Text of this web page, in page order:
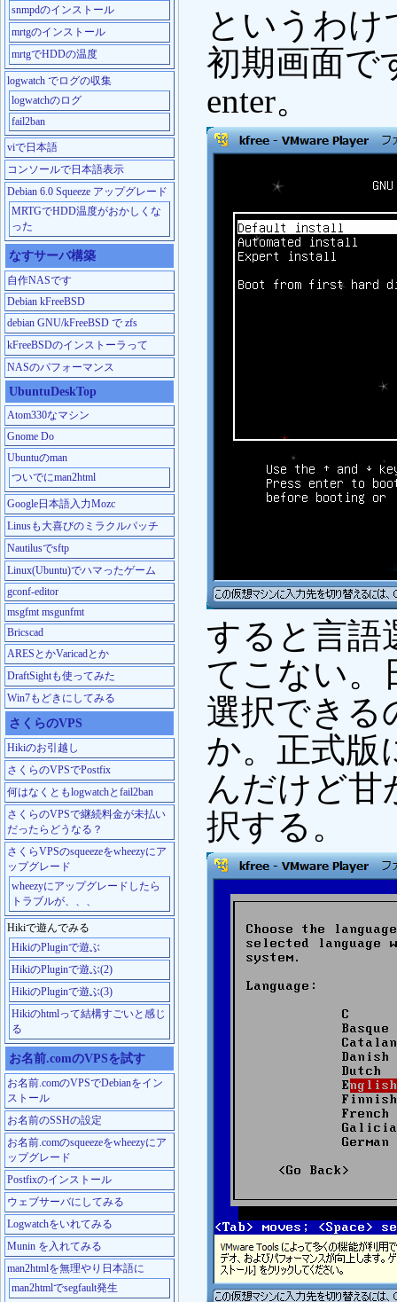
というわ
初期画面で
enter。
すると言語
てこない。
選択できる
か。正式版
んだけど甘
択する。
snmpdのインストール
mrtgのインストール
mrtgでHDDの温度
logwatch でログの収集
logwatchのログ
fail2ban
viで日本語
コンソールで日本語表示
Debian 6.0 Squeeze アップグレード
MRTGでHDD温度がおかしくな
った
なすサーバ構築
自作NASです
Debian kFreeBSD
debian GNU/kFreeBSD で zfs
kFreeBSDのインストーラって
NASのパフォーマンス
UbuntuDeskTop
Atom330なマシン
Gnome Do
Ubuntuのman
ついでにman2html
Google日本語入力Mozc
Linusも大喜びのミラクルパッチ
Nautilusでsftp
Linux(Ubuntu)でハマったゲーム
gconf-editor
msgfmt msgunfmt
Bricscad
ARESとかVaricadとか
DraftSightも使ってみた
Win7もどきにしてみる
さくらのVPS
Hikiのお引越し
さくらのVPSでPostfix
何はなくともlogwatchとfail2ban
さくらのVPSで継続料金が未払い
だったらどうなる？
さくらVPSのsqueezeをwheezyにア
ップグレード
wheezyにアップグレードしたら
トラブルが、、、
Hikiで遊んでみる
HikiのPluginで遊ぶ
HikiのPluginで遊ぶ(2)
HikiのPluginで遊ぶ(3)
Hikiのhtmlって結構すごいと感じ
る
お名前.comのVPSを試す
お名前.comのVPSでDebianをイン
ストール
お名前のSSHの設定
お名前.comのsqueezeをwheezyにア
ップグレード
Postfixのインストール
ウェブサーバにしてみる
Logwatchをいれてみる
Munin を入れてみる
man2htmlを無理やり日本語に
man2htmlでsegfault発生